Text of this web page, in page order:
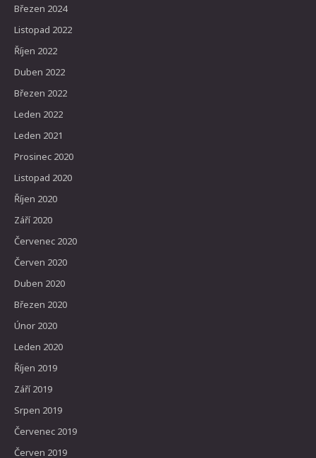
Březen 2024
Listopad 2022
Říjen 2022
Duben 2022
Březen 2022
Leden 2022
Leden 2021
Prosinec 2020
Listopad 2020
Říjen 2020
Září 2020
Červenec 2020
Červen 2020
Duben 2020
Březen 2020
Únor 2020
Leden 2020
Říjen 2019
Září 2019
Srpen 2019
Červenec 2019
Červen 2019